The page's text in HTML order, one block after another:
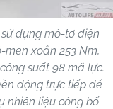
dụng mô-tơ điện
xoắn 253 Nm,
suất 98 mã lực.
động trực tiếp để
nhiên liệu công bố